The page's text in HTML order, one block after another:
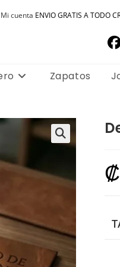
Mi cuenta ENVIO GRATIS A TODO
Zapatos
₡